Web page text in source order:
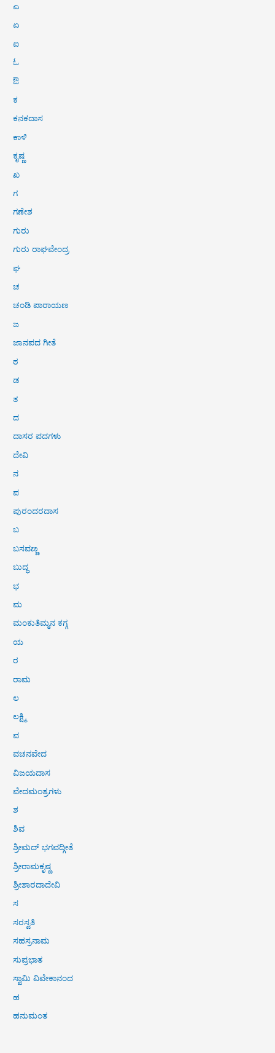
ಎ
ಏ
ಐ
ಓ
ಔ
ಕ
ಕನಕದಾಸ
ಕಾಳಿ
ಕೃಷ್ಣ
ಖ
ಗ
ಗಣೇಶ
ಗುರು
ಗುರು ರಾಘವೇಂದ್ರ
ಘ
ಚ
ಚಂಡಿ ಪಾರಾಯಣ
ಜ
ಜಾನಪದ ಗೀತೆ
ಠ
ಡ
ತ
ದ
ದಾಸರ ಪದಗಳು
ದೇವಿ
ನ
ಪ
ಪುರಂದರದಾಸ
ಬ
ಬಸವಣ್ಣ
ಬುದ್ಧ
ಭ
ಮ
ಮಂಕುತಿಮ್ಮನ ಕಗ್ಗ
ಯ
ರ
ರಾಮ
ಲ
ಲಕ್ಷ್ಮಿ
ವ
ವಚನವೇದ
ವಿಜಯದಾಸ
ವೇದಮಂತ್ರಗಳು
ಶ
ಶಿವ
ಶ್ರೀಮದ್ ಭಗವದ್ಗೀತೆ
ಶ್ರೀರಾಮಕೃಷ್ಣ
ಶ್ರೀಶಾರದಾದೇವಿ
ಸ
ಸರಸ್ವತಿ
ಸಹಸ್ರನಾಮ
ಸುಪ್ರಭಾತ
ಸ್ವಾಮಿ ವಿವೇಕಾನಂದ
ಹ
ಹನುಮಂತ